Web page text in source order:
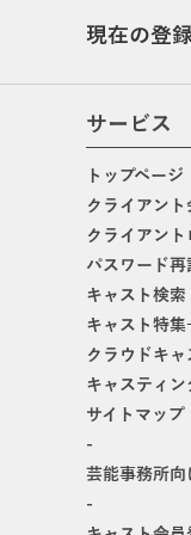
現在の登
サービス
トップページ
クライアント
クライアント
パスワード再
キャスト検索
キャスト特集
クラウドキャ
キャスティ
サイトマップ
-
芸能事務所向
-